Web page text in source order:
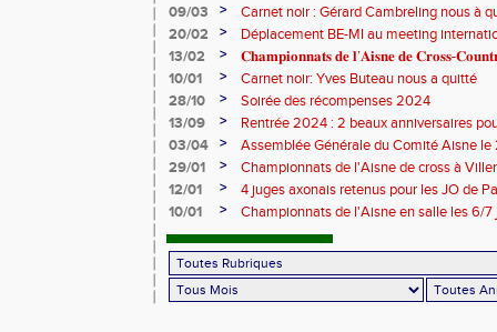
09/03
>
Carnet noir : Gérard Cambreling nous à
20/02
>
Déplacement BE-MI au meeting
13/02
>
𝐂𝐡𝐚𝐦𝐩𝐢𝐨𝐧𝐧𝐚𝐭𝐬 𝐝𝐞 𝐥’𝐀𝐢𝐬𝐧𝐞 𝐝𝐞 𝐂𝐫𝐨𝐬𝐬-
10/01
>
Carnet noir: Yves Buteau nous a quitté
28/10
>
Soirée des récompenses 2024
13/09
>
Rentrée 2024 : 2 beaux anniversaires
l'ACCT et le CA Belleu
03/04 >
Assemblée Générale du Comité Aisne
29/01
>
Championnats de l'Aisne de cross à
2024
12/01 >
4 juges axonais retenus pour les JO de
10/01
> Championnats de l'Aisne en salle les 6/